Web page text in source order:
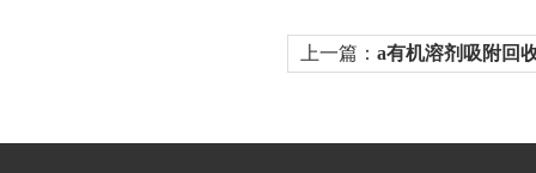
上一篇： a有机溶剂吸附回